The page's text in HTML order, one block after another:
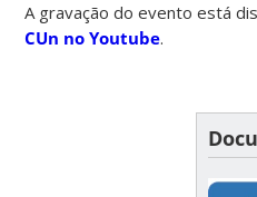
A gravação do evento está
CUn no Youtube.